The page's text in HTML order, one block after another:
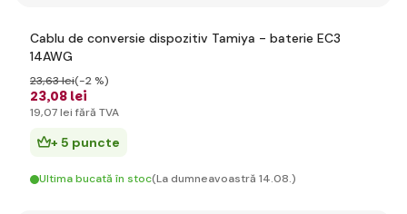
Cablu de conversie dispozitiv Tamiya - baterie EC3
14AWG
23,08 lei
23,63 lei(-2 %)
19,07 lei fără TVA
+ 5 puncte
Ultima bucată în stoc(La dumneavoastră 14.08.)